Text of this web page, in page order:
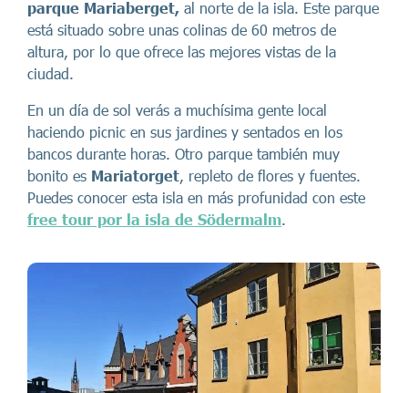
parque Mariaberget, al norte de la isla. Este parque
está situado sobre unas colinas de 60 metros de
altura, por lo que ofrece las mejores vistas de la
ciudad.
En un día de sol verás a muchísima gente local
haciendo picnic en sus jardines y sentados en los
bancos durante horas. Otro parque también muy
bonito es Mariatorget, repleto de flores y fuentes.
Puedes conocer esta isla en más profunidad con este
free tour por la isla de Södermalm.